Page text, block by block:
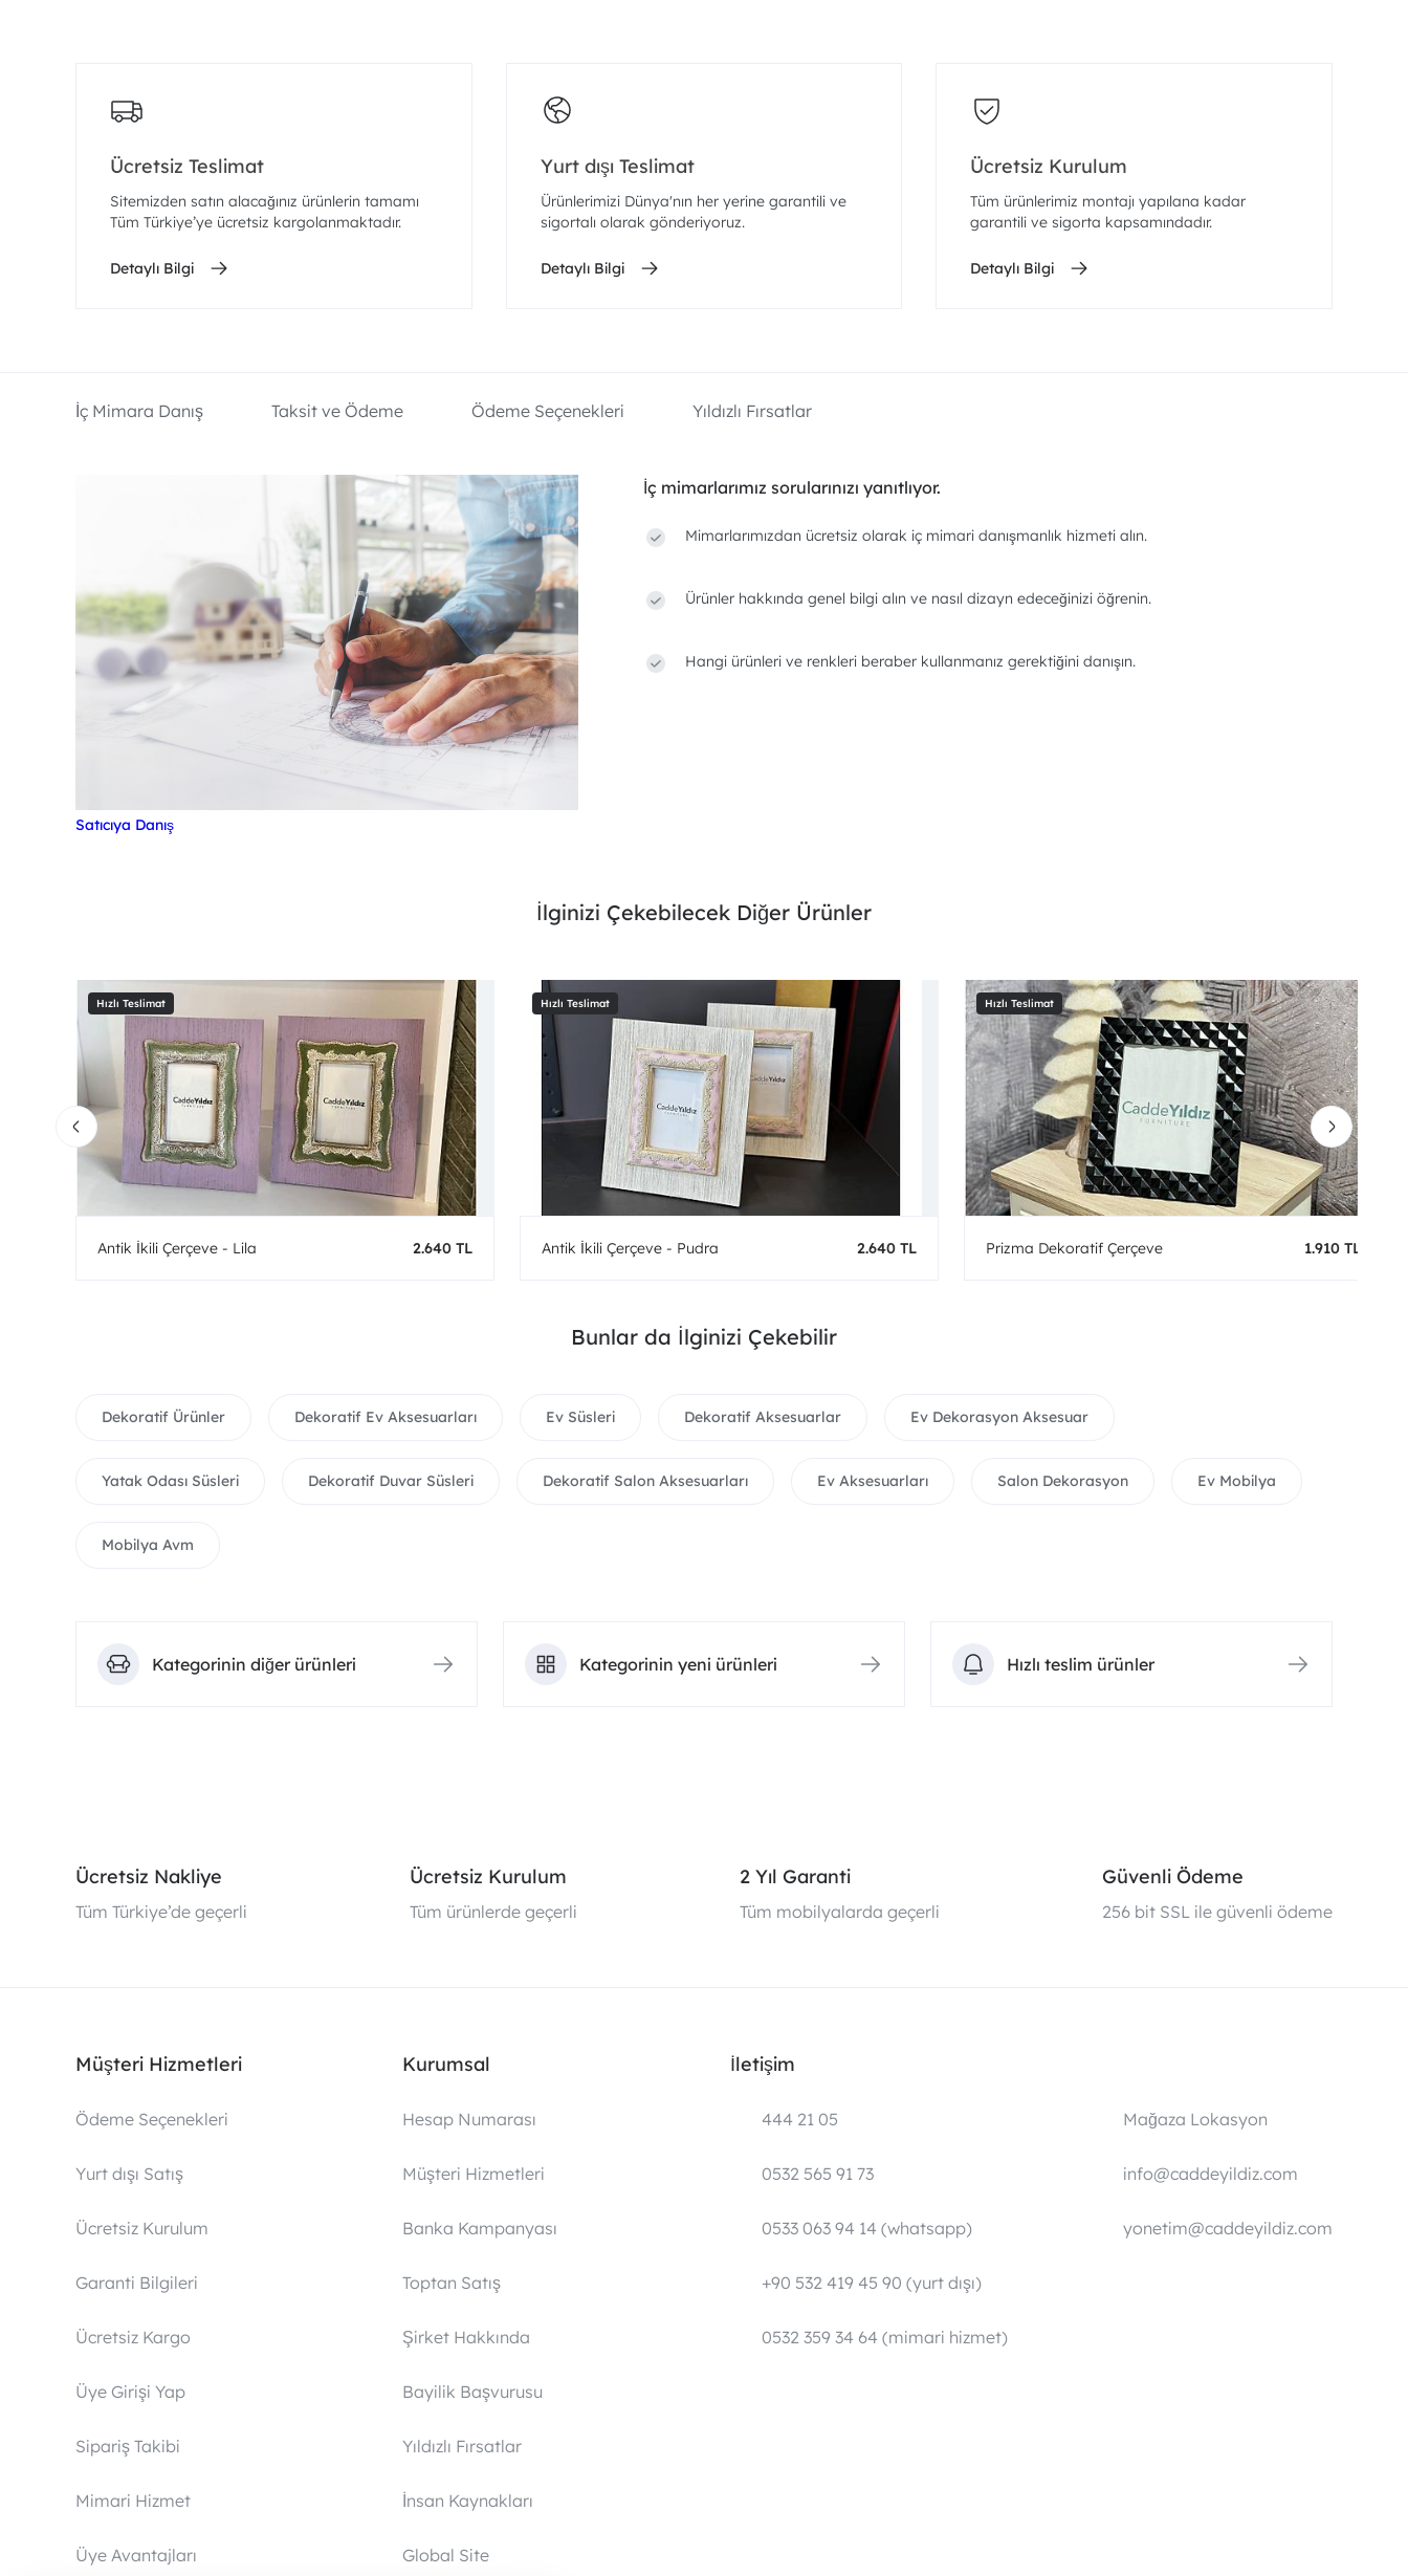
Ücretsiz Teslimat
Sitemizden satın alacağınız ürünlerin tamamı
Tüm Türkiye’ye ücretsiz kargolanmaktadır.
Detaylı Bilgi
Yurt dışı Teslimat
Ürünlerimizi Dünya'nın her yerine garantili ve
sigortalı olarak gönderiyoruz.
Detaylı Bilgi
Ücretsiz Kurulum
Tüm ürünlerimiz montajı yapılana kadar
garantili ve sigorta kapsamındadır.
Detaylı Bilgi
İç Mimara Danış Taksit ve Ödeme Ödeme Seçenekleri Yıldızlı Fırsatlar
İç mimarlarımız sorularınızı yanıtlıyor.
Mimarlarımızdan ücretsiz olarak iç mimari danışmanlık hizmeti alın.
Ürünler hakkında genel bilgi alın ve nasıl dizayn edeceğinizi öğrenin.
Hangi ürünleri ve renkleri beraber kullanmanız gerektiğini danışın.
Satıcıya Danış
İlginizi Çekebilecek Diğer Ürünler
Antik İkili Çerçeve - Lila 2.640 TL Antik İkili Çerçeve - Pudra 2.640 TL Prizma Dekoratif Çerçeve 1.910 TL
Bunlar da İlginizi Çekebilir
Dekoratif Ürünler Dekoratif Ev Aksesuarları Ev Süsleri Dekoratif Aksesuarlar Ev Dekorasyon Aksesuar
Yatak Odası Süsleri Dekoratif Duvar Süsleri Dekoratif Salon Aksesuarları Ev Aksesuarları Salon Dekorasyon Ev Mobilya
Mobilya Avm
Kategorinin diğer ürünleri Kategorinin yeni ürünleri Hızlı teslim ürünler
Ücretsiz Nakliye
Tüm Türkiye’de geçerli
Ücretsiz Kurulum
Tüm ürünlerde geçerli
2 Yıl Garanti
Tüm mobilyalarda geçerli
Güvenli Ödeme
256 bit SSL ile güvenli ödeme
Müşteri Hizmetleri
Ödeme Seçenekleri
Yurt dışı Satış
Ücretsiz Kurulum
Garanti Bilgileri
Ücretsiz Kargo
Üye Girişi Yap
Sipariş Takibi
Mimari Hizmet
Üye Avantajları
Kurumsal
Hesap Numarası
Müşteri Hizmetleri
Banka Kampanyası
Toptan Satış
Şirket Hakkında
Bayilik Başvurusu
Yıldızlı Fırsatlar
İnsan Kaynakları
Global Site
İletişim
444 21 05
0532 565 91 73
0533 063 94 14 (whatsapp)
+90 532 419 45 90 (yurt dışı)
0532 359 34 64 (mimari hizmet)
Mağaza Lokasyon
info@caddeyildiz.com
yonetim@caddeyildiz.com